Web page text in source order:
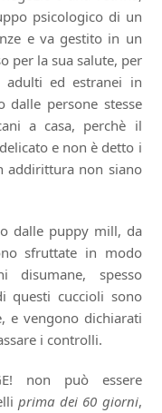
psicologico di un
e va gestito in un
per la sua salute, per
ed estranei in
persone stesse
a casa, perchè il
e non è detto i
addirittura non siano
dalle puppy mill, da
sfruttate in modo
disumane, spesso
questi cuccioli sono
e vengono dichiarati
i controlli.
non può essere
prima dei 60 giorni,